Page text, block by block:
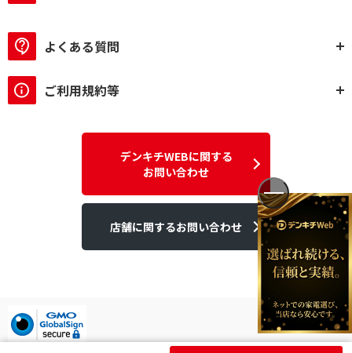
よくある質問
ご利用規約等
デンキチWEBに関する
お問い合わせ
店舗に関するお問い合わせ